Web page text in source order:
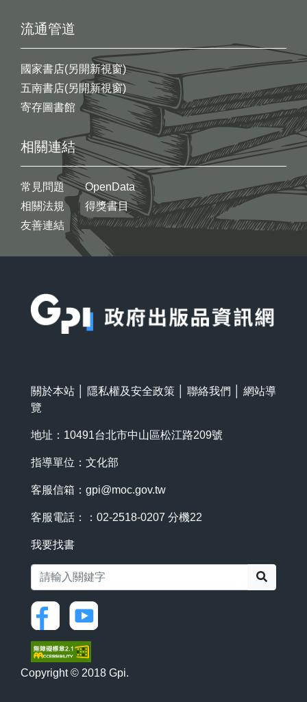
流通管道
國家書店(另開新視窗)
五南書店(另開新視窗)
寄存圖書館
相關連結
常見問題
相關法規
友善連結
OpenData
得獎書目
關於本站 隱私權及安全政策 聯絡我們
網站導
覽
地址：10491台北市中山區松江路209號
指導單位：文化部
客服信箱： gpi@moc.gov.tw
客服電話：：02-2518-0207 分機22
我要找書
Copyright © 2018 Gpi.